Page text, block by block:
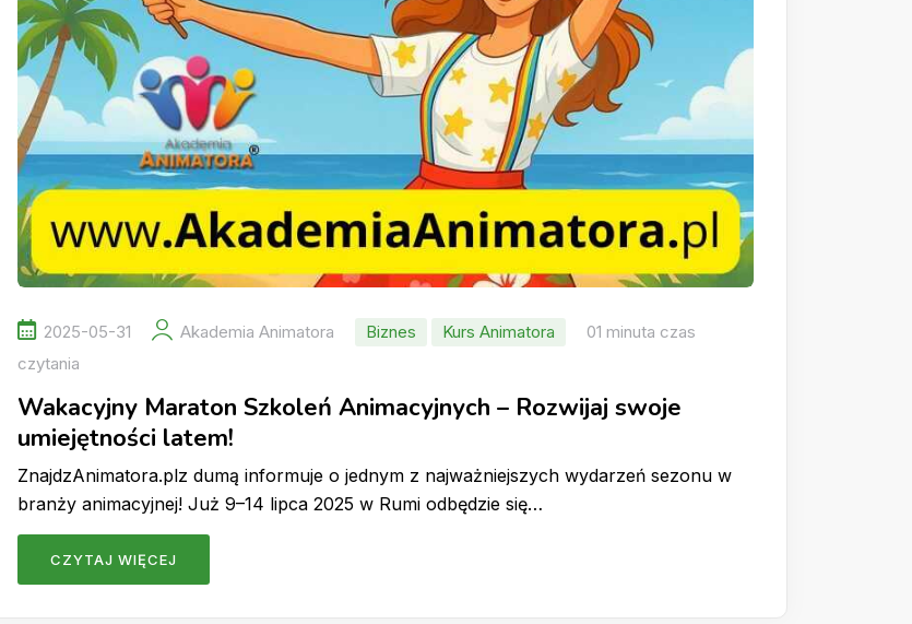
2025-05-31 Akademia Animatora Biznes Kurs Animatora
01 minuta czas
czytania
Wakacyjny Maraton Szkoleń Animacyjnych – Rozwijaj swoje
umiejętności latem!
ZnajdzAnimatora.plz dumą informuje o jednym z najważniejszych wydarzeń sezonu w
branży animacyjnej! Już 9–14 lipca 2025 w Rumi odbędzie się…
CZYTAJ WIĘCEJ